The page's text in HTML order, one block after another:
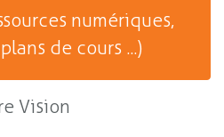
numériques,
de cours ...)
Vision